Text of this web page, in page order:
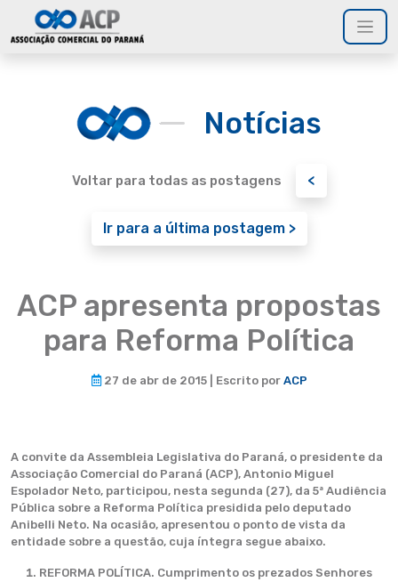
Notícias
Voltar para todas as postagens <
Ir para a última postagem >
ACP apresenta propostas
para Reforma Política
27 de abr de 2015 | Escrito por ACP
A convite da Assembleia Legislativa do Paraná, o presidente da
Associação Comercial do Paraná (ACP), Antonio Miguel
Espolador Neto, participou, nesta segunda (27), da 5ª Audiência
Pública sobre a Reforma Política presidida pelo deputado
Anibelli Neto. Na ocasião, apresentou o ponto de vista da
entidade sobre a questão, cuja íntegra segue abaixo.
REFORMA POLÍTICA. Cumprimento os prezados Senhores